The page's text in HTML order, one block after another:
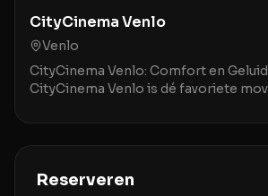
CityCinema Venlo
Venlo
CityCinema Venlo: Comfort en
CityCinema Venlo is dé favoriete
v
Reserveren